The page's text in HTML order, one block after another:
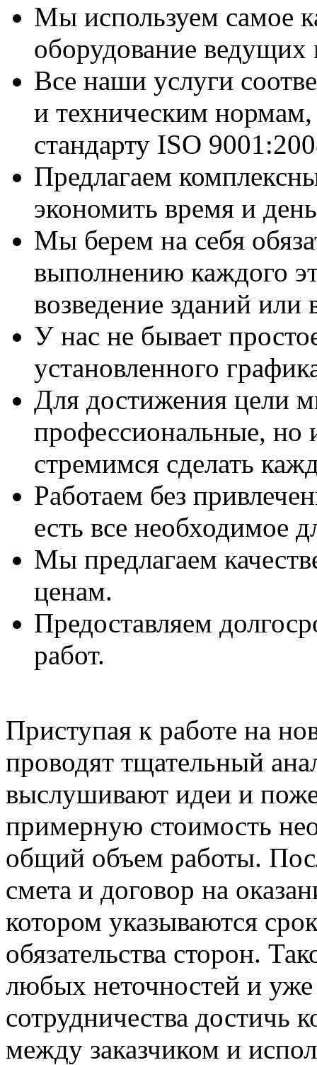
Мы используем самое
оборудование
Все наши услуги
и техническим
стандарту ISO
Предлагаем
экономить время и
Мы берем на себя
выполнению каждого
возведение зданий
У нас не бывает
установленного
Для достижения цели
профессиональные, но
стремимся сделать
Работаем без
есть все необходимое
Мы предлагаем
ценам.
Предоставляем
работ.
Приступая к работе на
проводят тщательный
выслушивают идеи и
примерную стоимость
общий объем работы.
смета и договор на
котором указываются
обязательства сторон.
любых неточностей и уже
сотрудничества достичь
между заказчиком и